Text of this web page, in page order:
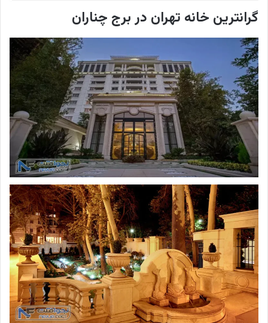
گرانترین خانه تهران در برج ‌چناران